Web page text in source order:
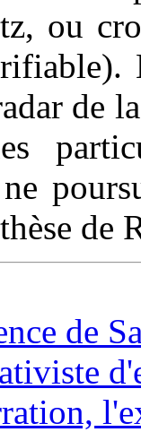
ou
de
de
de